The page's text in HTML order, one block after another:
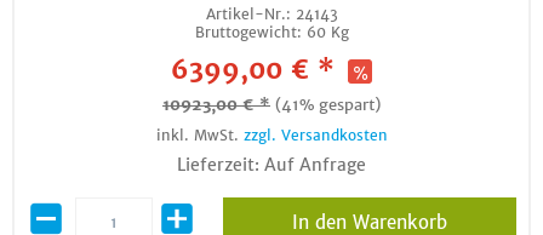
Artikel-Nr.: 24143
Bruttogewicht: 60 Kg
6399,00 € *
10923,00 € * (41% gespart)
inkl. MwSt. zzgl. Versandkosten
Lieferzeit: Auf Anfrage
In den Warenkorb